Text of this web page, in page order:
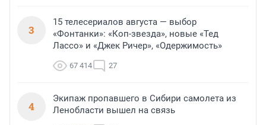
3
15 телесериалов августа — выбор
«Фонтанки»: «Коп-звезда», новые «Тед
Лассо» и «Джек Ричер», «Одержимость»
67 414 27
4
Экипаж пропавшего в Сибири самолета из
Ленобласти вышел на связь